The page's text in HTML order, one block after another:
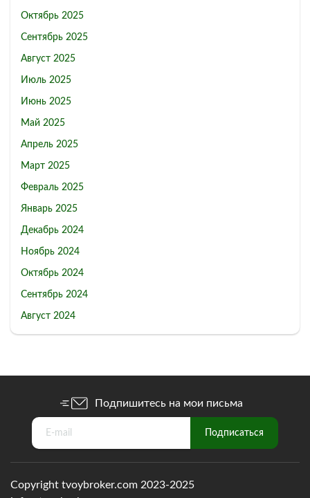
Октябрь 2025
Сентябрь 2025
Август 2025
Июль 2025
Июнь 2025
Май 2025
Апрель 2025
Март 2025
Февраль 2025
Январь 2025
Декабрь 2024
Ноябрь 2024
Октябрь 2024
Сентябрь 2024
Август 2024
Подпишитесь на мои письма
Copyright tvoybroker.com 2023-2025